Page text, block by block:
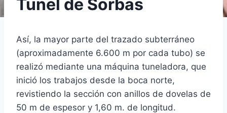
Tunel de Sorbas
Así, la mayor parte del trazado subterráneo
(aproximadamente 6.600 m por cada tubo) se
realizó mediante una máquina tuneladora, que
inició los trabajos desde la boca norte,
revistiendo la sección con anillos de dovelas de
50 m de espesor y 1,60 m. de longitud.